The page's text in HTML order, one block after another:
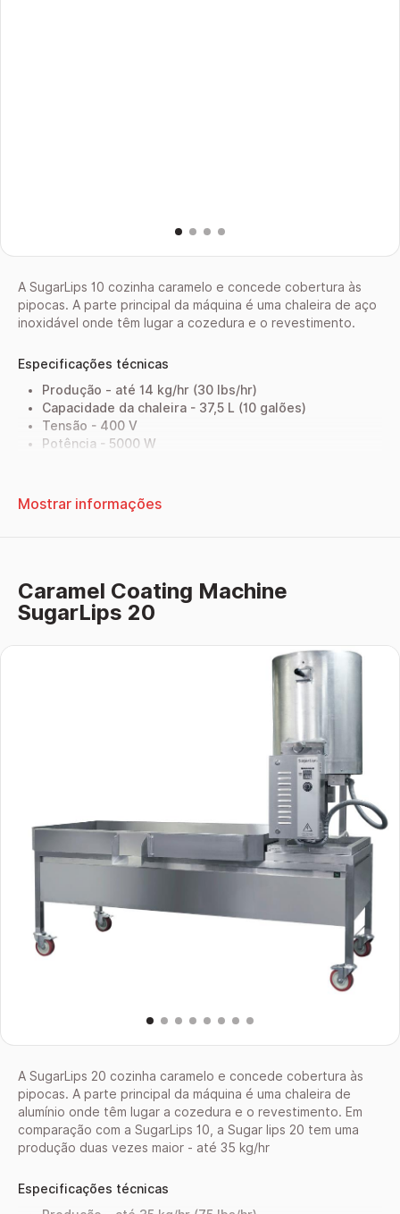
Especificações técnicas
Produção - até 14 kg/hr (30 lbs/hr)
Capacidade da chaleira - 37,5 L (10 galões)
Tensão - 400 V
Potência - 5000 W
A SugarLips 10 cozinha caramelo e concede cobertura às
pipocas. A parte principal da máquina é uma chaleira de aço
inoxidável onde têm lugar a cozedura e o revestimento.
Mostrar informações
Caramel Coating Machine
SugarLips 20
Especificações técnicas
A SugarLips 20 cozinha caramelo e concede cobertura às
pipocas. A parte principal da máquina é uma chaleira de
alumínio onde têm lugar a cozedura e o revestimento. Em
comparação com a SugarLips 10, a Sugar lips 20 tem uma
produção duas vezes maior - até 35 kg/hr